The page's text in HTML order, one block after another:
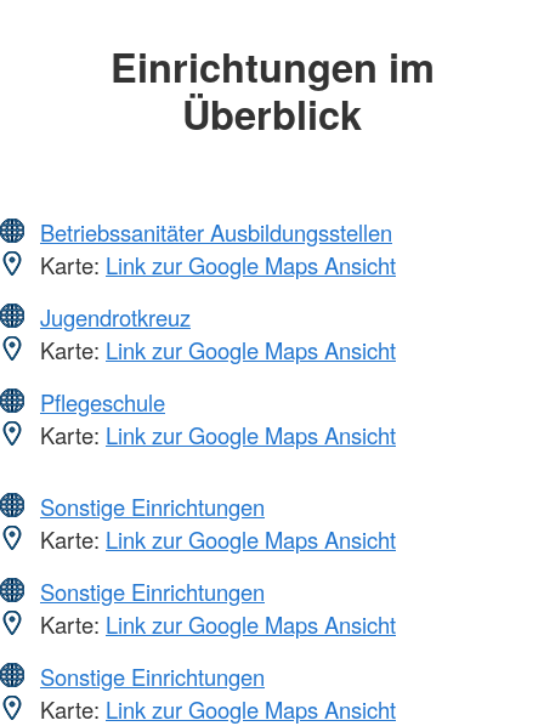
Einrichtungen im
Überblick
Betriebssanitäter Ausbildungsstellen
Karte: Link zur Google Maps Ansicht
Jugendrotkreuz
Karte: Link zur Google Maps Ansicht
Pflegeschule
Karte: Link zur Google Maps Ansicht
Sonstige Einrichtungen
Karte: Link zur Google Maps Ansicht
Sonstige Einrichtungen
Karte: Link zur Google Maps Ansicht
Sonstige Einrichtungen
Karte: Link zur Google Maps Ansicht